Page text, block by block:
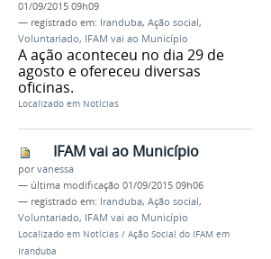
01/09/2015 09h09
— registrado em: Iranduba, Ação social,
Voluntariado, IFAM vai ao Município
A ação aconteceu no dia 29 de
agosto e ofereceu diversas
oficinas.
Localizado em Notícias
IFAM vai ao Município
porvanessa
— última modificação 01/09/2015 09h06
— registrado em: Iranduba, Ação social,
Voluntariado, IFAM vai ao Município
Localizado em Notícias / Ação Social do IFAM em
Iranduba